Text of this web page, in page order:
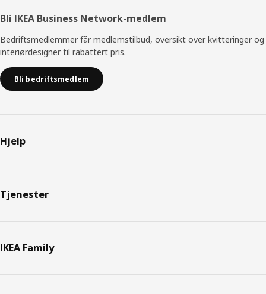
Bli IKEA Business Network-medlem
Bedriftsmedlemmer får medlemstilbud, oversikt over kvitteringer og
interiørdesigner til rabattert pris.
Bli bedriftsmedlem
Hjelp
Tjenester
IKEA Family